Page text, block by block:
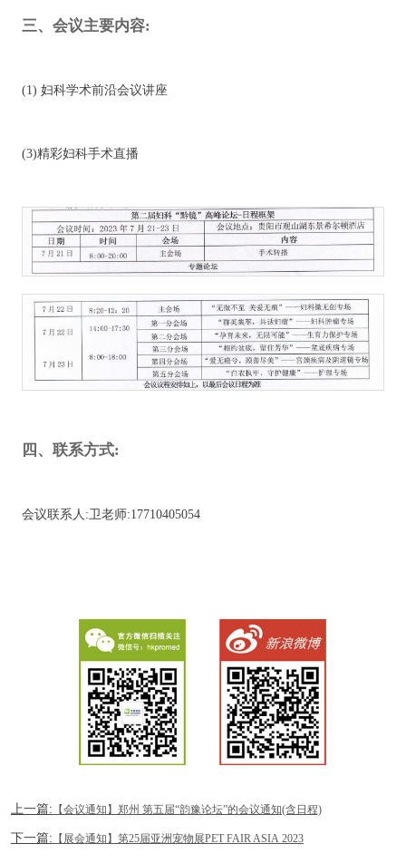
三、会议主要内容:
(1) 妇科学术前沿会议讲座
(3)精彩妇科手术直播
四、联系方式:
会议联系人:卫老师:17710405054
上一篇: 【会议通知】郑州 第五届“韵豫论坛”的会议通知(含日程)
下一篇: 【展会通知】第25届亚洲宠物展PET FAIR ASIA 2023